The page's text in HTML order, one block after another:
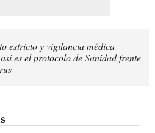
estricto y vigilancia médica
es el protocolo de Sanidad frente